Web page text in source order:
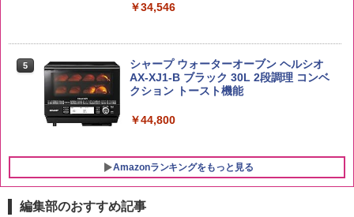
￥34,546
5
シャープ ウォーターオーブン ヘルシオ
AX-XJ1-B ブラック 30L 2段調理 コンベ
クション トースト機能
￥44,800
Amazonランキングをもっと見る
編集部のおすすめ記事